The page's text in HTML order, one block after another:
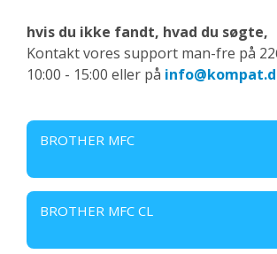
hvis du ikke fandt, hvad du søgte,
Kontakt vores support man-fre på
10:00 - 15:00 eller på
BROTHER MFC
BROTHER MFC CL